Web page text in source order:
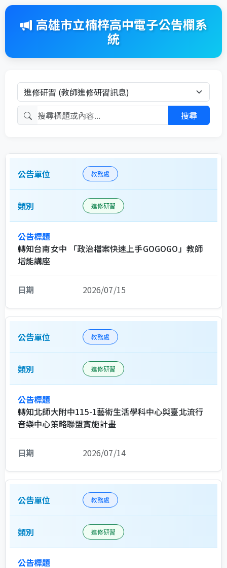
高雄市立楠梓高中電子公告欄系
統
搜尋標題或內容
公告列表 - 顯示公告單位、類別、標題和日期
教務處
進修研習
轉知台南女中 「政治檔案快速上手GOGOGO」教師
增能講座
2026/07/15
教務處
進修研習
轉知北師大附中115-1藝術生活學科中心與臺北流行
音樂中心策略聯盟實施計畫
2026/07/14
教務處
進修研習